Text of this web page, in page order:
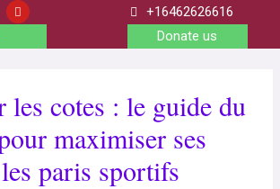
+16462626616
Donate us
les cotes : le guide du
maximiser ses
paris sportifs